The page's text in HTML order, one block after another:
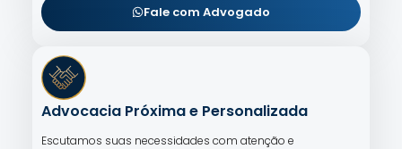
Fale com Advogado
Advocacia Próxima e Personalizada
Escutamos suas necessidades com atenção e